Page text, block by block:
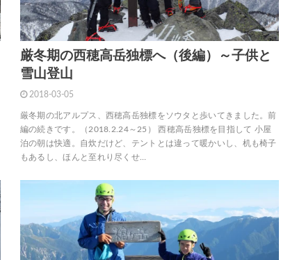
厳冬期の西穂高岳独標へ（後編）～子供と
雪山登山
2018-03-05
厳冬期の北アルプス、西穂高岳独標をソウタと歩いてきました。前
編の続きです。（2018.2.24～25） 西穂高岳独標を目指して 小屋
泊の朝は快適。自炊だけど、テントとは違って暖かいし、机も椅子
もあるし、ほんと至れり尽くせ…